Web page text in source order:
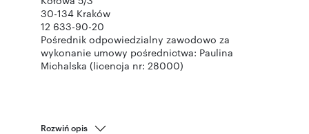
30-134 Kraków
12 633-90-20
Pośrednik odpowiedzialny zawodowo za
wykonanie umowy pośrednictwa: Paulina
Michalska (licencja nr: 28000)
Rozwiń opis